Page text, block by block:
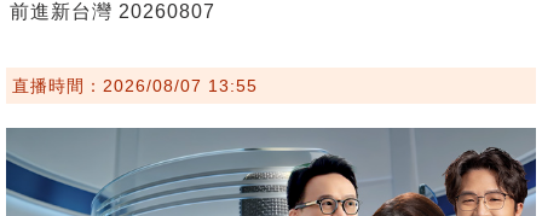
前進新台灣 20260807
直播時間：2026/08/07 13:55